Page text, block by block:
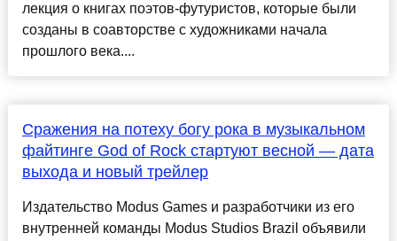
лекция о книгах поэтов-футуристов, которые были
созданы в соавторстве с художниками начала
прошлого века....
Сражения на потеху богу рока в музыкальном
файтинге God of Rock стартуют весной — дата
выхода и новый трейлер
Издательство Modus Games и разработчики из его
внутренней команды Modus Studios Brazil объявили